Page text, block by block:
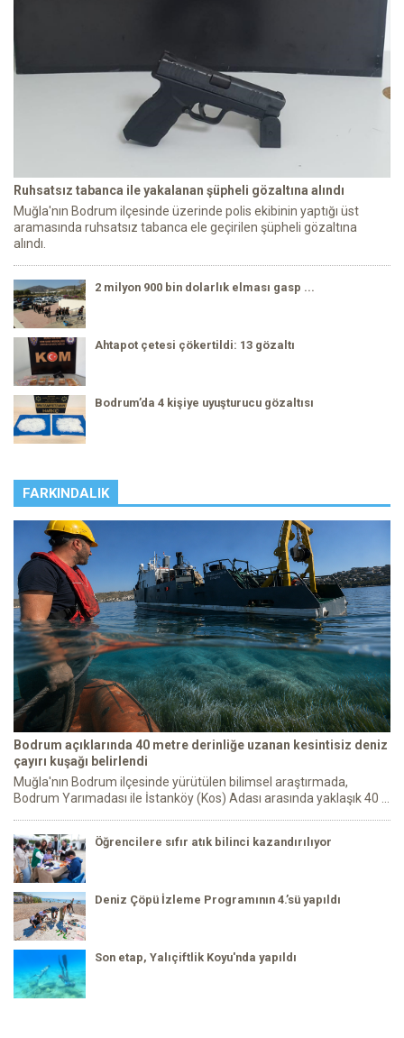
Ruhsatsız tabanca ile yakalanan şüpheli gözaltına alındı
Muğla'nın Bodrum ilçesinde üzerinde polis ekibinin yaptığı üst
aramasında ruhsatsız tabanca ele geçirilen şüpheli gözaltına
alındı.
2 milyon 900 bin dolarlık elması gasp ...
Ahtapot çetesi çökertildi: 13 gözaltı
Bodrum’da 4 kişiye uyuşturucu gözaltısı
FARKINDALIK
Bodrum açıklarında 40 metre derinliğe uzanan kesintisiz deniz
çayırı kuşağı belirlendi
Muğla'nın Bodrum ilçesinde yürütülen bilimsel araştırmada,
Bodrum Yarımadası ile İstanköy (Kos) Adası arasında yaklaşık 40 ...
Öğrencilere sıfır atık bilinci kazandırılıyor
Deniz Çöpü İzleme Programının 4.’sü yapıldı
Son etap, Yalıçiftlik Koyu'nda yapıldı